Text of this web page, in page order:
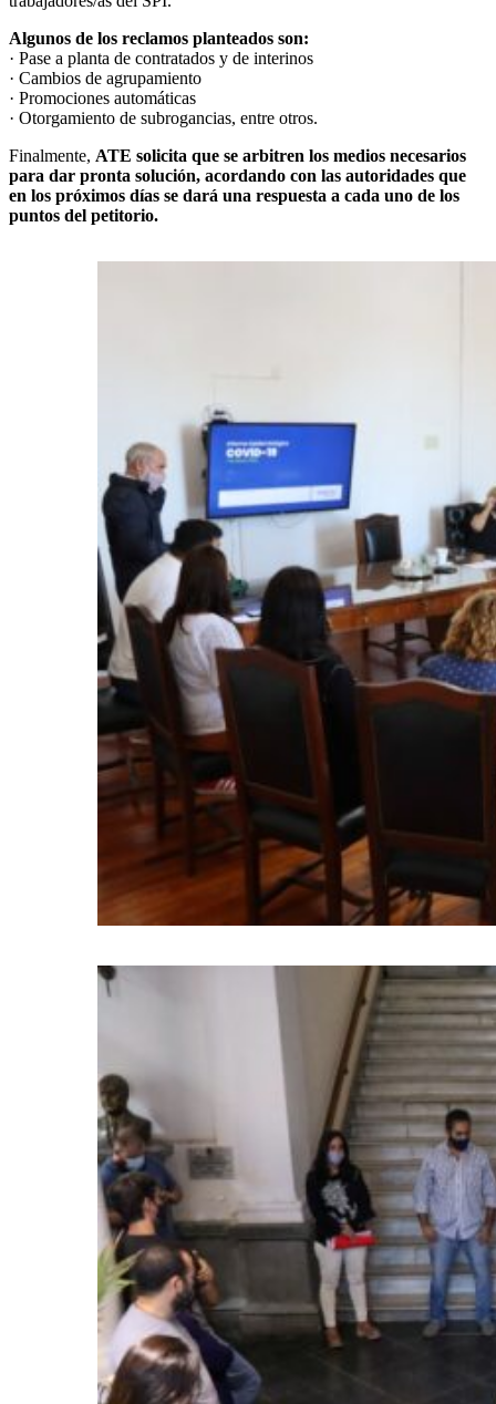
Algunos de los reclamos planteados son:
· Pase a planta de contratados y de interinos
· Cambios de agrupamiento
· Promociones automáticas
· Otorgamiento de subrogancias, entre otros.
Finalmente, ATE solicita que se arbitren los medios necesarios
para dar pronta solución, acordando con las autoridades que
en los próximos días se dará una respuesta a cada uno de los
puntos del petitorio.